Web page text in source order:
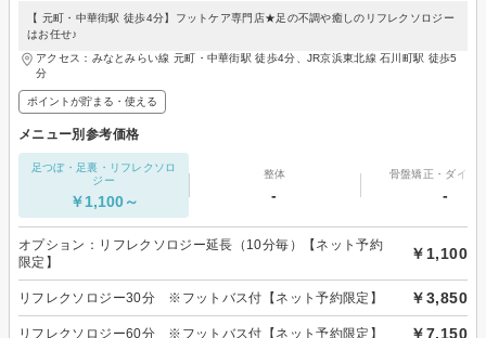
【 元町・中華街駅 徒歩4分】フットケア専門店★足の不調や癒しのリフレクソロジー
はお任せ♪
アクセス：みなとみらい線 元町・中華街駅 徒歩4分、JR京浜東北線 石川町駅 徒歩5
分
ポイントが貯まる・使える
メニュー別参考価格
足つぼ・足裏・リフレクソロ
ジー
￥1,100～
整体
-
骨盤矯正・ダイエ
-
オプション：リフレクソロジー延長（10分毎）【ネット予約
限定】
￥1,100
リフレクソロジー30分 ※フットバス付【ネット予約限定】 ￥3,850
リフレクソロジー60分 ※フットバス付【ネット予約限定】 ￥7,150